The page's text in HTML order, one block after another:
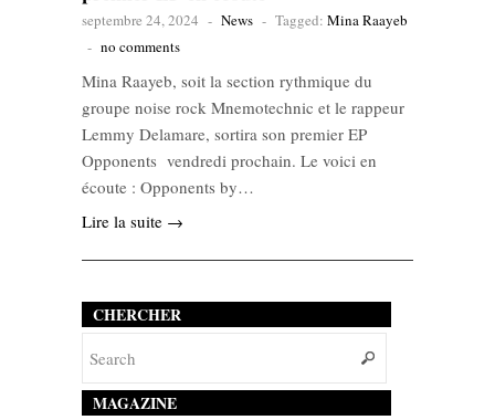
septembre 24, 2024 - News - Tagged: Mina Raayeb
- no comments
Mina Raayeb, soit la section rythmique du
groupe noise rock Mnemotechnic et le rappeur
Lemmy Delamare, sortira son premier EP
Opponents vendredi prochain. Le voici en
écoute : Opponents by…
Lire la suite →
CHERCHER
MAGAZINE